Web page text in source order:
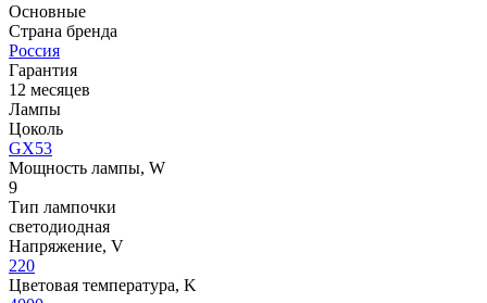
Основные
Страна бренда
Россия
Гарантия
12 месяцев
Лампы
Цоколь
GX53
Мощность лампы, W
9
Тип лампочки
светодиодная
Напряжение, V
220
Цветовая температура, K